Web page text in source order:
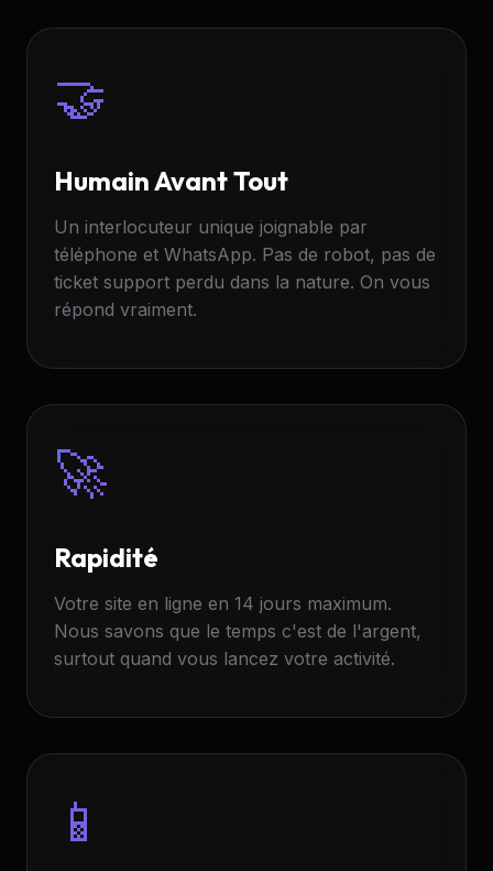
🤝
Humain Avant Tout
Un interlocuteur unique joignable par
téléphone et WhatsApp. Pas de robot, pas de
ticket support perdu dans la nature. On vous
répond vraiment.
🚀
Rapidité
Votre site en ligne en 14 jours maximum.
Nous savons que le temps c'est de l'argent,
surtout quand vous lancez votre activité.
📱